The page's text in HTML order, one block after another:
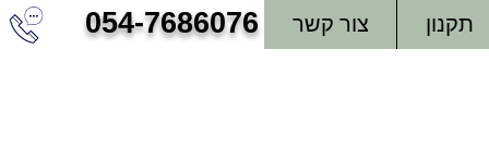
צור קשר תקנון 054-7686076